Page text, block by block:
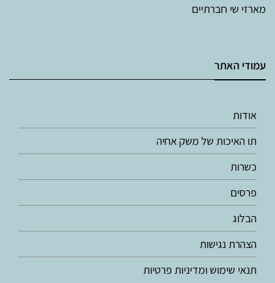
מארזי שי חברתיים
עמודי האתר
אודות
תו האיכות של משק אחיה
כשרות
פרסים
הבלוג
הצהרת נגישות
תנאי שימוש ומדיניות פרטיות